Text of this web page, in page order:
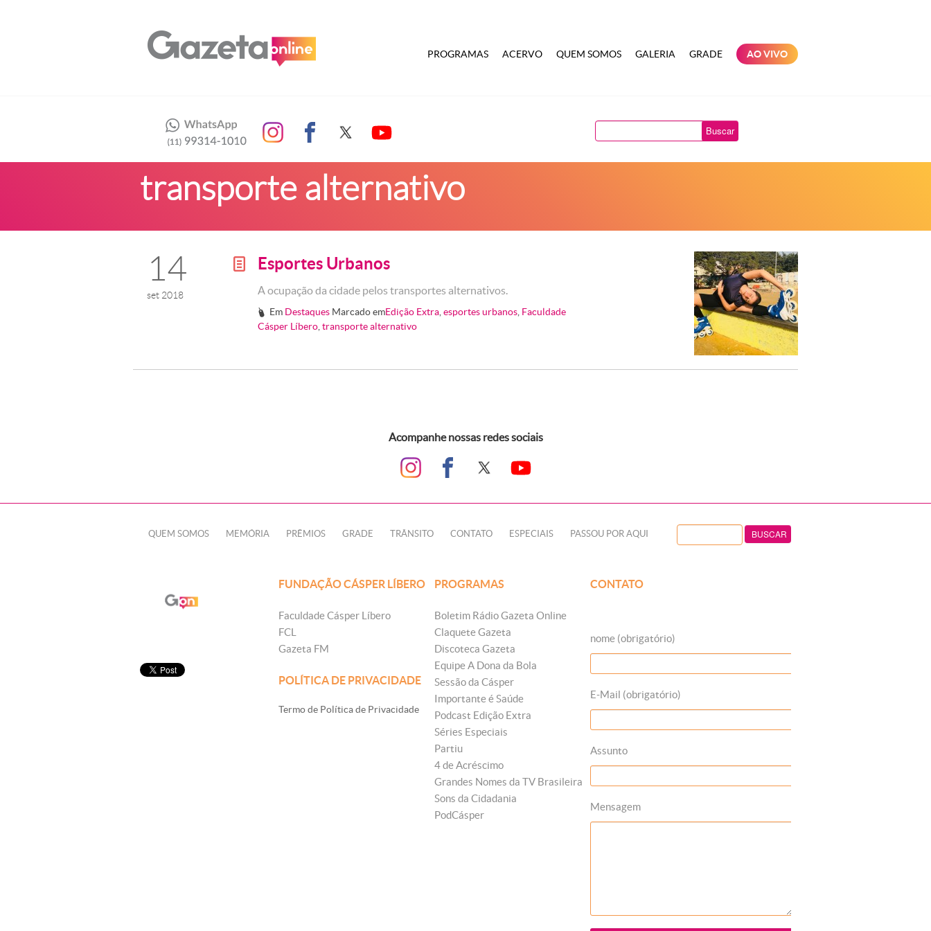
PROGRAMAS ACERVO QUEM SOMOS GALERIA GRADE AO VIVO
Buscar
transporte alternativo
14
set 2018
g Esportes Urbanos
A ocupação da cidade pelos transportes alternativos.
# Em Destaques Marcado emEdição Extra ,esportes urbanos Faculdade
Cásper Líbero transporte alternativo
Acompanhe nossas redes sociais
QUEM SOMOS MEMÓRIA PRÊMIOS GRADE TRÂNSITO CONTATO ESPECIAIS PASSOU POR AQUI
FUNDAÇÃO CÁSPER LÍBERO
Faculdade Cásper Líbero
FCL
Gazeta FM
POLÍTICA DE PRIVACIDADE
Termo de Política de Privacidade
PROGRAMAS
Boletim Rádio Gazeta Online
Claquete Gazeta
Discoteca Gazeta
Equipe A Dona da Bola
Sessão da Cásper
Importante é Saúde
Podcast Edição Extra
Séries Especiais
Partiu
4 de Acréscimo
Grandes Nomes da TV Brasileira
Sons da Cidadania
PodCásper
CONTATO
nome (obrigatório)
E-Mail (obrigatório)
Assunto
Mensagem